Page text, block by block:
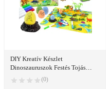
DIY Kreatív Készlet
Dinoszauruszok Festés Tojás
Szállító Tojás
(0)